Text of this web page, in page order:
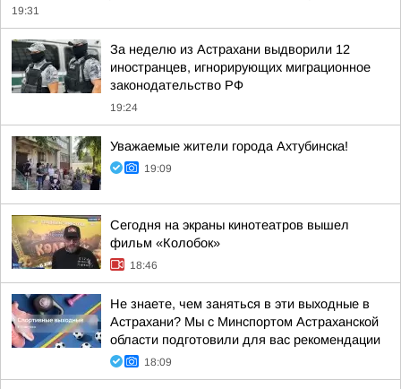
19:31
За неделю из Астрахани выдворили 12
иностранцев, игнорирующих миграционное
законодательство РФ
19:24
Уважаемые жители города Ахтубинска!
19:09
Сегодня на экраны кинотеатров вышел
фильм «Колобок»
18:46
Не знаете, чем заняться в эти выходные в
Астрахани? Мы с Минспортом Астраханской
области подготовили для вас рекомендации
18:09